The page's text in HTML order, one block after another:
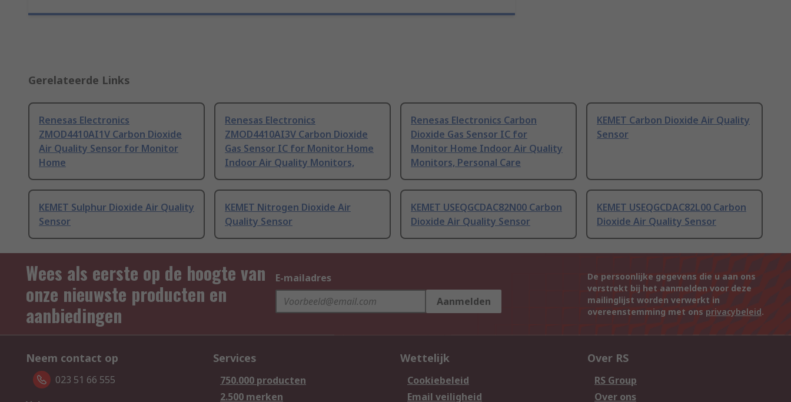
Gerelateerde Links
Renesas Electronics
ZMOD4410AI1V Carbon Dioxide
Air Quality Sensor for Monitor
Home
Renesas Electronics
ZMOD4410AI3V Carbon Dioxide
Gas Sensor IC for Monitor Home
Indoor Air Quality Monitors,
Renesas Electronics Carbon
Dioxide Gas Sensor IC for
Monitor Home Indoor Air Quality
Monitors, Personal Care
KEMET Carbon Dioxide Air Quality
Sensor
KEMET Sulphur Dioxide Air Quality
Sensor
KEMET Nitrogen Dioxide Air
Quality Sensor
KEMET USEQGCDAC82N00 Carbon
Dioxide Air Quality Sensor
KEMET USEQGCDAC82L00 Carbon
Dioxide Air Quality Sensor
Wees als eerste op de hoogte van
onze nieuwste producten en
aanbiedingen
E-mailadres
Aanmelden
De persoonlijke gegevens die u aan ons
verstrekt bij het aanmelden voor deze
mailinglijst worden verwerkt in
overeenstemming met ons privacybeleid.
Neem contact op
023 51 66 555
Services
750.000 producten
2.500 merken
Wettelijk
Cookiebeleid
Email veiligheid
Over RS
RS Group
Over ons